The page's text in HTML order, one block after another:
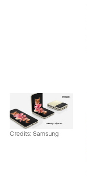
Credits: Samsung